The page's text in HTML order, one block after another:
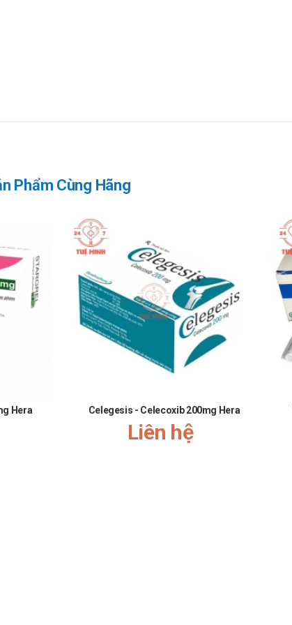
tại nhà thuốc
hãng?
Phẩm Cùng Hãng
Hera Celegesis - Celecoxib 200mg Hera
Liên hệ